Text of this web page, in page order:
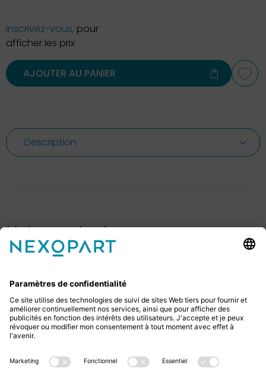
Inscrivez-vous, pour
afficher les prix
AJOUTER AU PANIER
Description
Votre contact avec nous.
Avez-vous des questions ? Alors sil vous plaît
+49 2522 59084 0
sales@nexopart.com